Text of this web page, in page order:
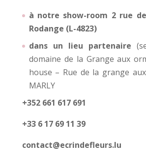
à notre show-room 2 rue
Rodange (L-4823)
dans un lieu partenaire
domaine de la Grange aux
house – Rue de la grange
MARLY
+352 661 617 691
+33 6 17 69 11 39
contact@ecrindefleurs.lu